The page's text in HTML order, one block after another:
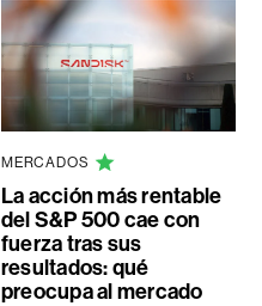
MERCADOS
La acción más rentable
del S&P 500 cae con
fuerza tras sus
resultados: qué
preocupa al mercado